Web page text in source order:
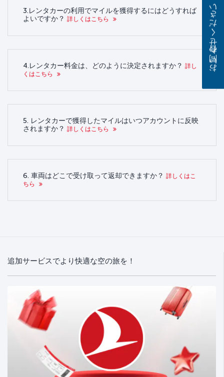
3.レンタカーの利用でマイルを獲得するにはどうすれば
よいですか？ 詳しくはこちら
4.レンタカー料金は、どのように決定されますか？ 詳し
くはこちら
5. レンタカーで獲得したマイルはいつアカウントに反映
されますか？ 詳しくはこちら
6. 車両はどこで受け取って返却できますか？ 詳しくはこ
ちら
追加サービスでより快適な空の旅を！
お問い合わせください